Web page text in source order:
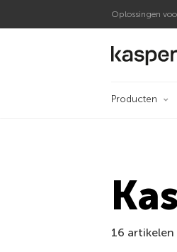
Oplossingen
Producten
16 artikelen